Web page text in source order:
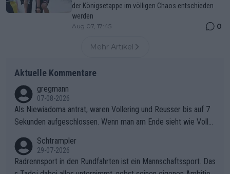
der Königsetappe im völligen Chaos entschieden
werden
Aug 07, 17:45 0
Mehr Artikel
Aktuelle Kommentare
gregmann
07-08-2026
Als Niewiadoma antrat, waren Vollering und Reusser bis auf 7
Sekunden aufgeschlossen. Wenn man am Ende sieht wie Voller
ering die 7 Sekunden zu Niewiadoma nicht geschlossen hat un
d den Abstand hat anwachsen lassen. Ein schwerer taktischer
Fehler, der den Tour Sieg kosten wird.Diese Beobachtung trifft
Schtrampler
29-07-2026
Radrennsport in den Rundfahrten ist ein Mannschaftssport. Das